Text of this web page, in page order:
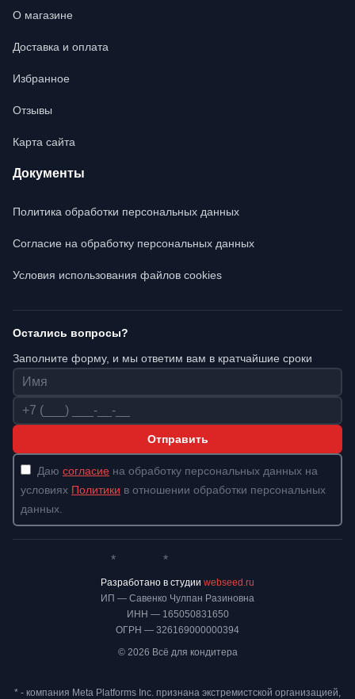
О магазине
Доставка и оплата
Избранное
Отзывы
Карта сайта
Документы
Политика обработки персональных данных
Согласие на обработку персональных данных
Условия использования файлов cookies
Остались вопросы?
Заполните форму, и мы ответим вам в кратчайшие сроки
Имя
Телефон
Отправить
Даю согласие на обработку персональных данных на
условиях Политики в отношении обработки персональных
данных.
ИП — Савенко Чулпан Разиновна
ИНН — 165050831650
ОГРН — 326169000000394
© 2026 Всё для кондитера
* *
Разработано в студии webseed.ru
* - компания Meta Platforms Inc. признана экстремистской организацией,